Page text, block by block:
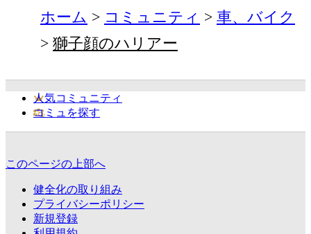
ホーム コミュニティ
車、バイク
獅子顔のハリアー
人気コミュニティ
コミュを探す
このページの上部へ
健全化の取り組み
プライバシーポリシー
新規登録